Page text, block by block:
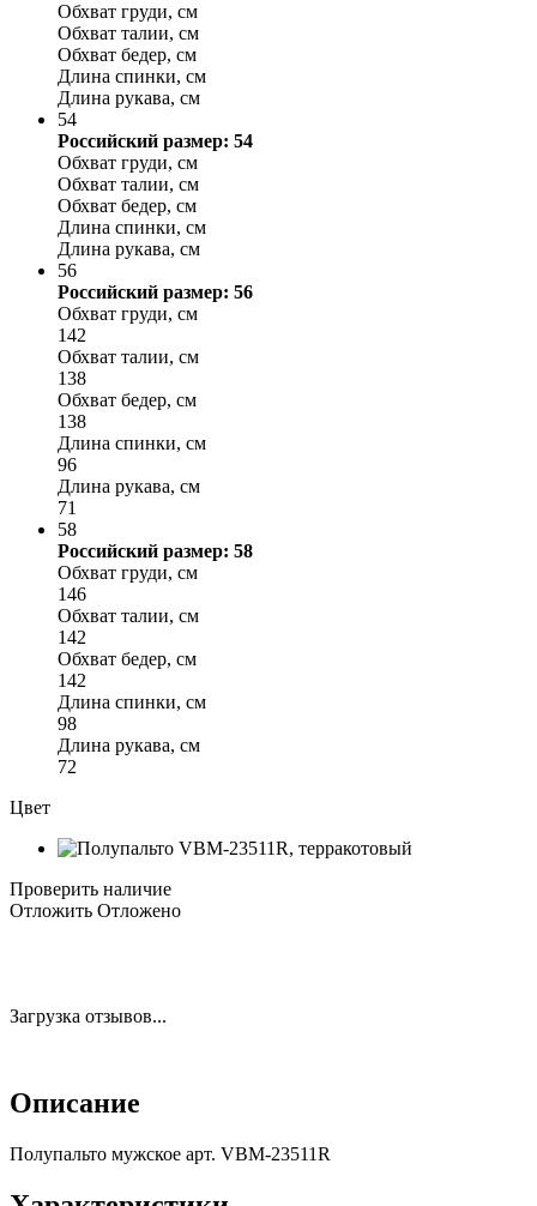
Обхват груди, см
Обхват талии, см
Обхват бедер, см
Длина спинки, см
Длина рукава, см
54
Российский размер: 54
Обхват груди, см
Обхват талии, см
Обхват бедер, см
Длина спинки, см
Длина рукава, см
56
Российский размер: 56
Обхват груди, см
142
Обхват талии, см
138
Обхват бедер, см
138
Длина спинки, см
96
Длина рукава, см
71
58
Российский размер: 58
Обхват груди, см
146
Обхват талии, см
142
Обхват бедер, см
142
Длина спинки, см
98
Длина рукава, см
72
Цвет
Проверить наличие
Отложить Отложено
Загрузка отзывов...
Описание
Полупальто мужское арт. VBM-23511R